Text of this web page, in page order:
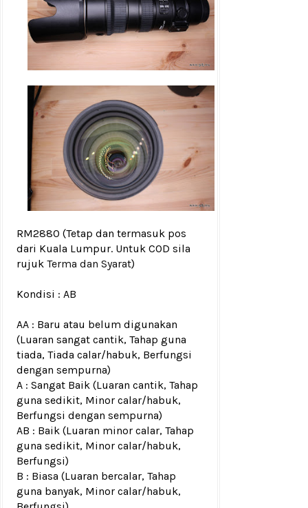
RM2880 (Tetap dan termasuk pos
dari Kuala Lumpur. Untuk COD sila
rujuk Terma dan Syarat)
Kondisi : AB
AA : Baru atau belum digunakan
(Luaran sangat cantik, Tahap guna
tiada, Tiada calar/habuk, Berfungsi
dengan sempurna)
A : Sangat Baik (Luaran cantik, Tahap
guna sedikit, Minor calar/habuk,
Berfungsi dengan sempurna)
AB : Baik (Luaran minor calar, Tahap
guna sedikit, Minor calar/habuk,
Berfungsi)
B : Biasa (Luaran bercalar, Tahap
guna banyak, Minor calar/habuk,